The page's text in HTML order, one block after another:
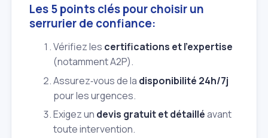
Les 5 points clés pour choisir un
serrurier de confiance:
Vérifiez les certifications et l'expertise
(notamment A2P).
Assurez‑vous de la disponibilité 24h/7j
pour les urgences.
Exigez un devis gratuit et détailléavant
toute intervention.